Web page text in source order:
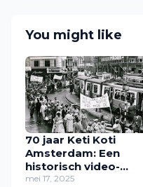
You might like
70 jaar Keti Koti
Amsterdam: Een
historisch video-
overzicht (1953–2024)
mei 17, 2025